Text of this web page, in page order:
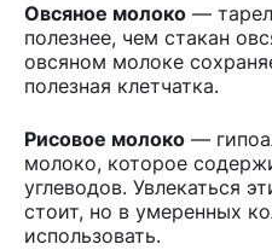
Овсяное молоко —
полезнее, чем стакан
овсяном молоке
полезная клетчатка.
Рисовое молоко —
молоко, которое
углеводов. Увлекаться
стоит, но в умеренных
использовать.